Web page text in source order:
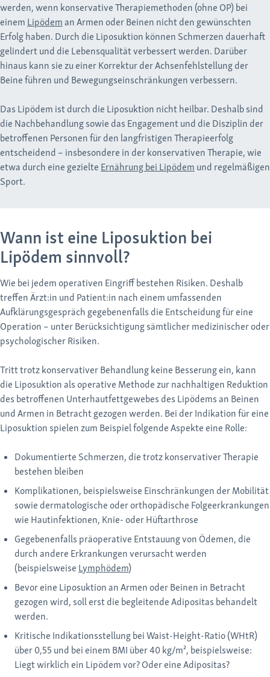
werden, wenn konservative Therapiemethoden (ohne OP) bei
einem Lipödeman Armen oder Beinen nicht den gewünschten
Erfolg haben. Durch die Liposuktion können Schmerzen dauerhaft
gelindert und die Lebensqualität verbessert werden. Darüber
hinaus kann sie zu einer Korrektur der Achsenfehlstellung der
Beine führen und Bewegungseinschränkungen verbessern.
Das Lipödem ist durch die Liposuktion nicht heilbar. Deshalb sind
die Nachbehandlung sowie das Engagement und die Disziplin der
betroffenen Personen für den langfristigen Therapieerfolg
entscheidend – insbesondere in der konservativen Therapie, wie
etwa durch eine gezielte Ernährung bei Lipödem und regelmäßigen
Sport.
Wann ist eine Liposuktion bei
Lipödem sinnvoll?
Wie bei jedem operativen Eingriff bestehen Risiken. Deshalb
treffen Ärzt:in und Patient:in nach einem umfassenden
Aufklärungsgespräch gegebenenfalls die Entscheidung für eine
Operation – unter Berücksichtigung sämtlicher medizinischer oder
psychologischer Risiken.
Tritt trotz konservativer Behandlung keine Besserung ein, kann
die Liposuktion als operative Methode zur nachhaltigen Reduktion
des betroffenen Unterhautfettgewebes des Lipödems an Beinen
und Armen in Betracht gezogen werden. Bei der Indikation für eine
Liposuktion spielen zum Beispiel folgende Aspekte eine Rolle:
Dokumentierte Schmerzen, die trotz konservativer Therapie
bestehen bleiben
Komplikationen, beispielsweise Einschränkungen der Mobilität
sowie dermatologische oder orthopädische Folgeerkrankungen
wie Hautinfektionen, Knie- oder Hüftarthrose
Gegebenenfalls präoperative Entstauung von Ödemen, die
durch andere Erkrankungen verursacht werden
(beispielsweise Lymphödem)
Bevor eine Liposuktion an Armen oder Beinen in Betracht
gezogen wird, soll erst die begleitende Adipositas behandelt
werden.
Kritische Indikationsstellung bei Waist-Height-Ratio (WHtR)
über 0,55 und bei einem BMI über 40 kg/m², beispielsweise:
Liegt wirklich ein Lipödem vor? Oder eine Adipositas?